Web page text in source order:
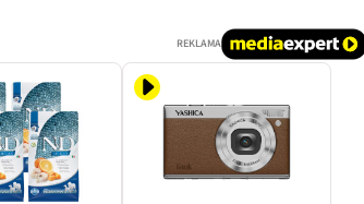
REKLAMA